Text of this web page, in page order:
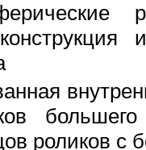
роликов с